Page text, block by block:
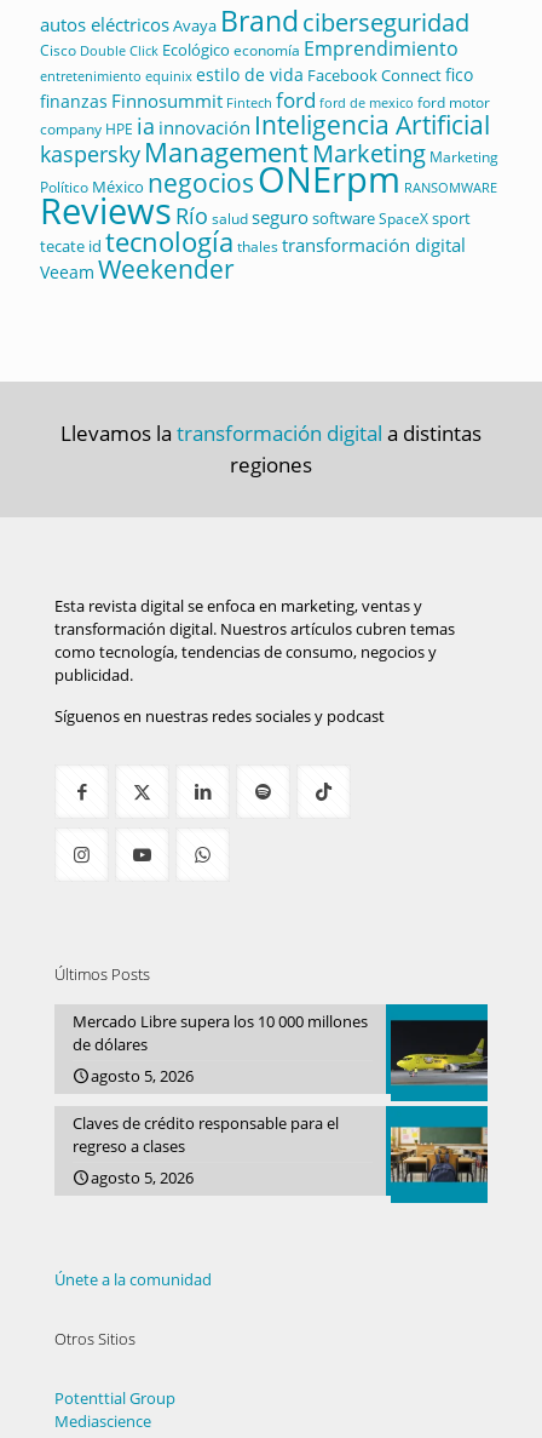
autos eléctricosAvaya Brandciberseguridad
Cisco Double Click Ecológico economía Emprendimiento
entretenimiento equinix estilo de vida Facebook Connectfico
finanzas Finnosummit Fintech ford ford de mexico ford motor
company HPE ia innovación Inteligencia Artificial
kaspersky ManagementMarketing Marketing
Político México negociosONErpm RANSOMWARE
Reviews Río saludsegurosoftwareSpaceXsport
tecate id tecnología thalestransformación digital
Veeam Weekender
Llevamos la transformación digital a distintas
regiones
Esta revista digital se enfoca en marketing, ventas y
transformación digital. Nuestros artículos cubren temas
como tecnología, tendencias de consumo, negocios y
publicidad.
Síguenos en nuestras redes sociales y podcast
Últimos Posts
Mercado Libre supera los 10 000 millones
de dólares
agosto 5, 2026
Claves de crédito responsable para el
regreso a clases
agosto 5, 2026
Únete a la comunidad
Otros Sitios
Potenttial Group
Mediascience